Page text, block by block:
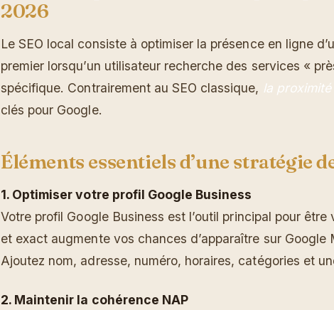
2026
Le SEO local consiste à optimiser la présence en ligne
premier lorsqu’un utilisateur recherche des services «
spécifique. Contrairement au SEO classique, la
clés pour Google.
Éléments essentiels d’une stratégie
1. Optimiser votre profil Google Business
Votre profil Google Business est l’outil principal pour
et exact augmente vos chances d’apparaître sur Google
Ajoutez nom, adresse, numéro, horaires, catégories et
2. Maintenir la cohérence NAP